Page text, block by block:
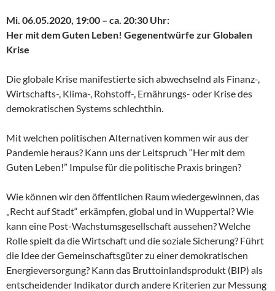
Mi. 06.05.2020, 19:00 – ca. 20:30 Uhr:
Her mit dem Guten Leben! Gegenentwürfe zur Globalen
Krise
Die globale Krise manifestierte sich abwechselnd als Finanz-,
Wirtschafts-, Klima-, Rohstoff-, Ernährungs- oder Krise des
demokratischen Systems schlechthin.
Mit welchen politischen Alternativen kommen wir aus der
Pandemie heraus? Kann uns der Leitspruch “Her mit dem
Guten Leben!” Impulse für die politische Praxis bringen?
Wie können wir den öffentlichen Raum wiedergewinnen, das
„Recht auf Stadt“ erkämpfen, global und in Wuppertal? Wie
kann eine Post-Wachstumsgesellschaft aussehen? Welche
Rolle spielt da die Wirtschaft und die soziale Sicherung? Führt
die Idee der Gemeinschaftsgüter zu einer demokratischen
Energieversorgung? Kann das Bruttoinlandsprodukt (BIP) als
entscheidender Indikator durch andere Kriterien zur Messung